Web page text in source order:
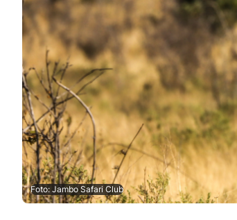
Foto: Jambo Safari Club